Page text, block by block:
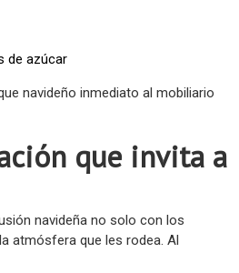
de azúcar
navideño inmediato al mobiliario
que invita a
navideña no solo con los
atmósfera que les rodea. Al